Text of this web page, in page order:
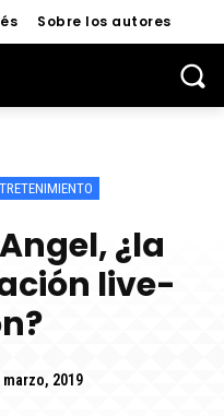
Sobre los autores
¿la
live-
marzo, 2019